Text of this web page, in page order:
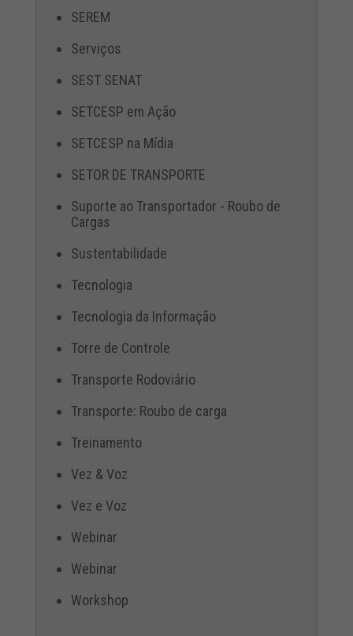
SEREM
Serviços
SEST SENAT
SETCESP em Ação
SETCESP na Mídia
SETOR DE TRANSPORTE
Suporte ao Transportador - Roubo de
Cargas
Sustentabilidade
Tecnologia
Tecnologia da Informação
Torre de Controle
Transporte Rodoviário
Transporte: Roubo de carga
Treinamento
Vez & Voz
Vez e Voz
Webinar
Webinar
Workshop